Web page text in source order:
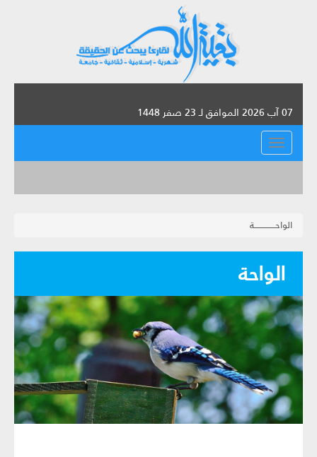
07 آب 2026 الموافق لـ 23 صفر 1448
القائمة
الواحـــــــــــــــة
الواحة